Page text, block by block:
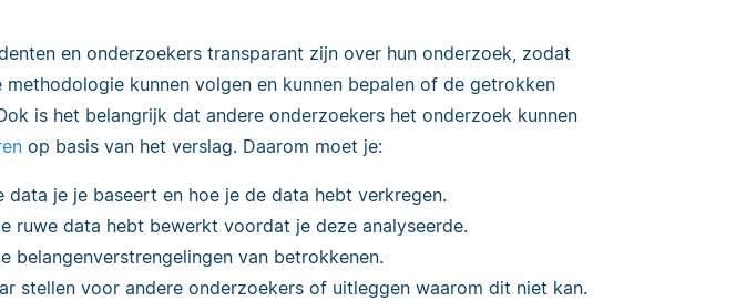
en onderzoekers transparant zijn over hun onderzoek, zodat
methodologie kunnen volgen en kunnen bepalen of de getrokken
is het belangrijk dat andere onderzoekers het onderzoek kunnen
op basis van het verslag. Daarom moet je:
data je je baseert en hoe je de data hebt verkregen.
ruwe data hebt bewerkt voordat je deze analyseerde.
belangenverstrengelingen van betrokkenen.
stellen voor andere onderzoekers of uitleggen waarom dit niet kan.